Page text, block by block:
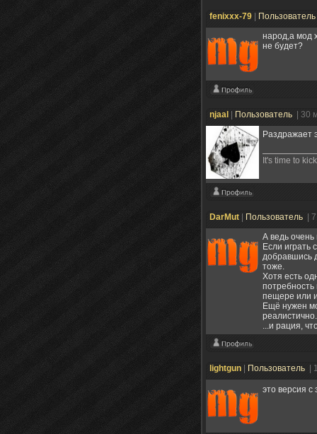
fenixxx-79
Пользователь
народ,а мод
не будет?
njaal Пользователь
| 30
Раздражает
It's time to
DarMut Пользователь
|
А ведь
Если играть
добравшись
тоже.
Хотя есть
пещере или
Ещё нужен
реалистично.
...и рация,
lightgun Пользователь |
это версия